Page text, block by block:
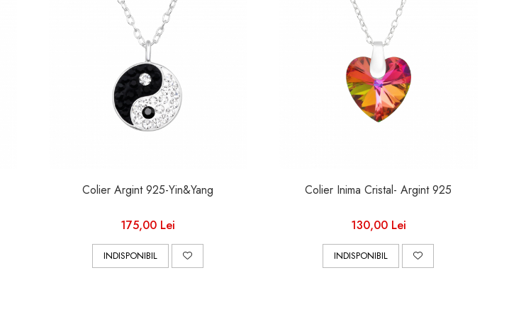
Colier Argint 925-Yin&Yang
175,00 Lei
INDISPONIBIL
Colier Inima Cristal- Argint 925
130,00 Lei
INDISPONIBIL